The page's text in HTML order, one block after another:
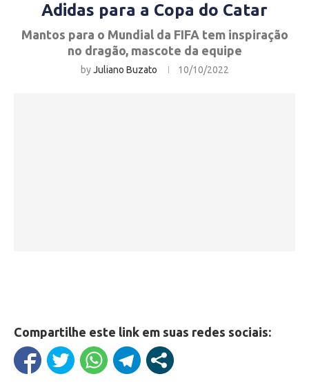
Adidas para a Copa do Catar
Mantos para o Mundial da FIFA tem inspiração
no dragão, mascote da equipe
byJuliano Buzato 10/10/2022
Compartilhe este link em suas redes sociais: